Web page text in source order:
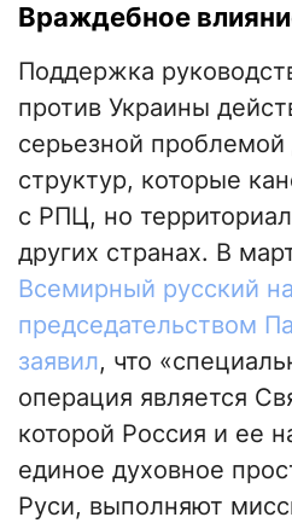
Враждебное
Поддержка
против Украины
серьезной
структур, которые
с РПЦ, но
других странах. В
Всемирный русский
председательством
заявил, что
операция является
которой Россия и ее
единое духовное
Руси, выполняют